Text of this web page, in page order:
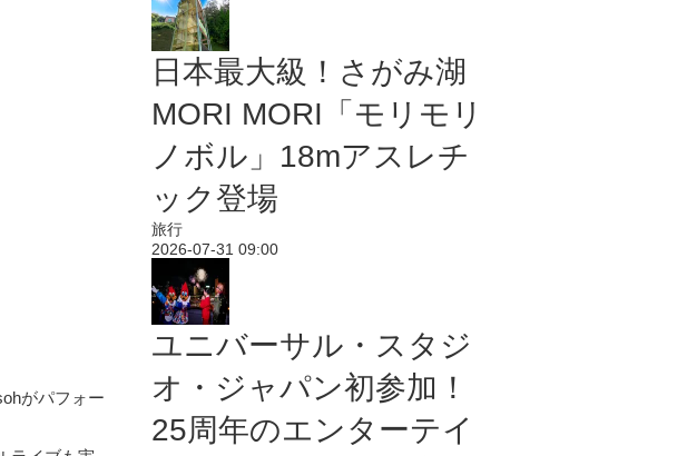
がパフォー
日本最大級！さがみ湖
MORI MORI「モリモリ
ノボル」18mアスレチ
ック登場
旅行
2026-07-31 09:00
ユニバーサル・スタジ
オ・ジャパン初参加！
25周年のエンターテイ